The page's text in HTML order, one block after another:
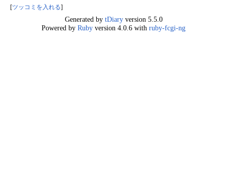
[ツッコミを入れる]
Generated by tDiaryversion 5.5.0
Powered by Ruby version 4.0.6 with ruby-fcgi-ng